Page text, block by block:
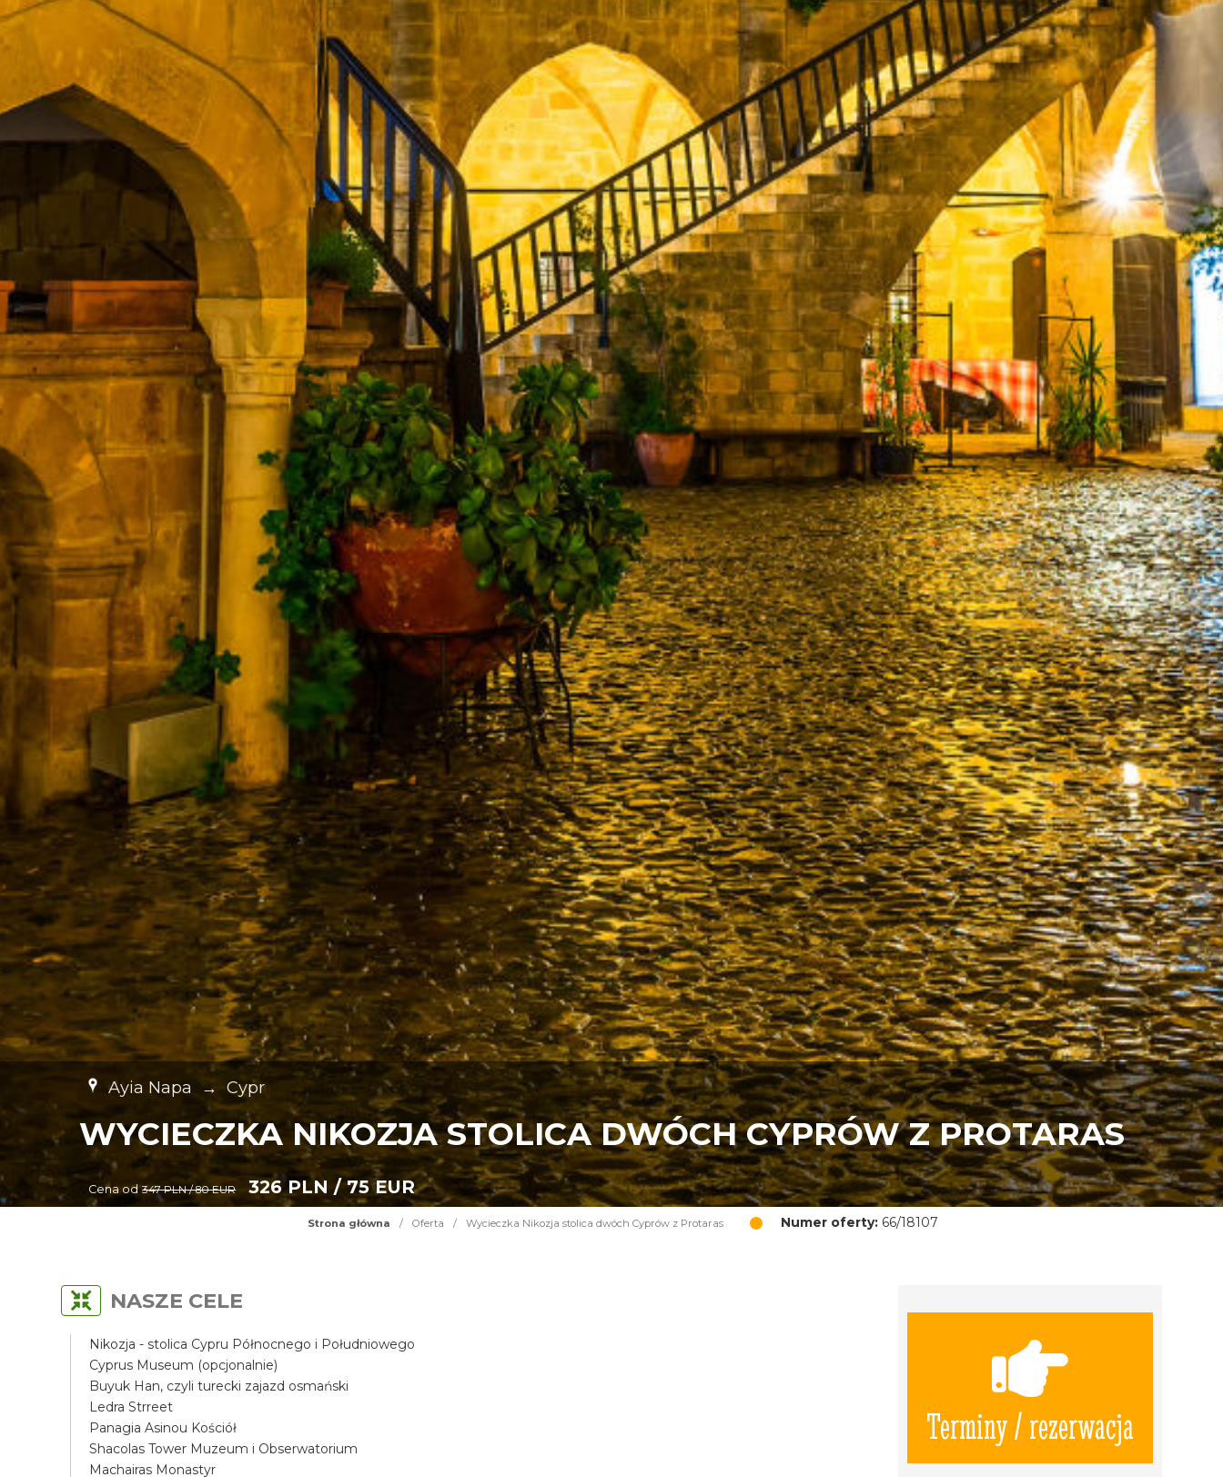
Ayia Napa → Cypr
WYCIECZKA NIKOZJA STOLICA DWÓCH CYPRÓW Z PROTARAS
Cena od 347 PLN / 80 EUR 326 PLN / 75 EUR
Strona główna / Oferta / Wycieczka Nikozja stolica dwóch Cyprów z Protaras Numer oferty: 66/18107
Terminy / rezerwacja
NASZE CELE
Nikozja - stolica Cypru Północnego i Południowego
Cyprus Museum (opcjonalnie)
Buyuk Han, czyli turecki zajazd osmański
Ledra Strreet
Panagia Asinou Kościół
Shacolas Tower Muzeum i Obserwatorium
Machairas Monastyr